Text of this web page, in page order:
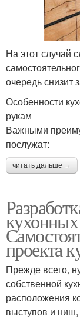
На этот случай
очередь снизит
Особенности
рукам
Важными
послужат:
читать дальше →
проекта
Прежде всего,
собственной
расположения
выступов и